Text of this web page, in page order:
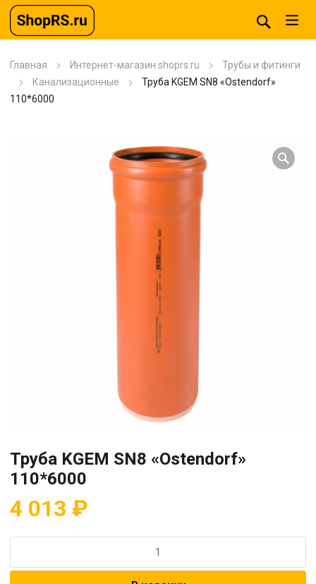
Главная Интернет-магазин shoprs.ru
Трубы и фитинги
Канализационные
Труба KGEM SN8 «Ostendorf»
110*6000
Труба KGEM SN8 «Ostendorf»
110*6000
4 013 ₽
Труба